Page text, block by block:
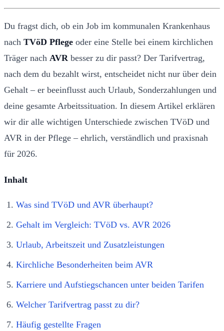
Du fragst dich, ob ein Job im kommunalen Krankenhaus
nach TVöD Pflege oder eine Stelle bei einem kirchlichen
Träger nach AVR besser zu dir passt? Der Tarifvertrag,
nach dem du bezahlt wirst, entscheidet nicht nur über dein
Gehalt – er beeinflusst auch Urlaub, Sonderzahlungen und
deine gesamte Arbeitssituation. In diesem Artikel erklären
wir dir alle wichtigen Unterschiede zwischen TVöD und
AVR in der Pflege – ehrlich, verständlich und praxisnah
für 2026.
Inhalt
Was sind TVöD und AVR überhaupt?
Gehalt im Vergleich: TVöD vs. AVR 2026
Urlaub, Arbeitszeit und Zusatzleistungen
Kirchliche Besonderheiten beim AVR
Karriere und Aufstiegschancen unter beiden Tarifen
Welcher Tarifvertrag passt zu dir?
Häufig gestellte Fragen